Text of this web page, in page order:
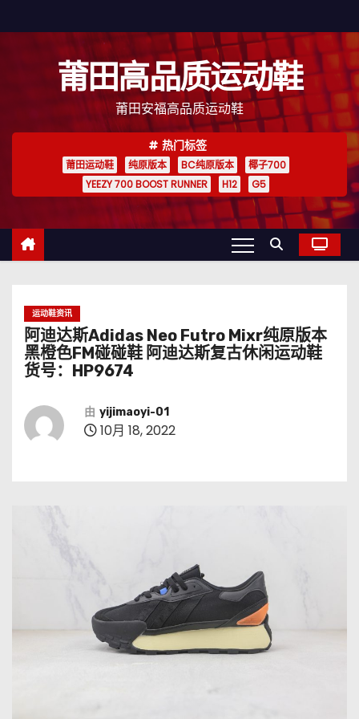
至
莆田高品质运动鞋
莆田安福高品质运动鞋
热门标签
莆田运动鞋 纯原版本 BC纯原版本
椰子700
YEEZY 700 BOOST RUNNER
H12 G5
运动鞋资讯
阿迪达斯Adidas Neo Futro Mixr纯原版本
黑橙色FM碰碰鞋 阿迪达斯复古休闲运动鞋
货号：HP9674
由 yijimaoyi-01
10月 18, 2022